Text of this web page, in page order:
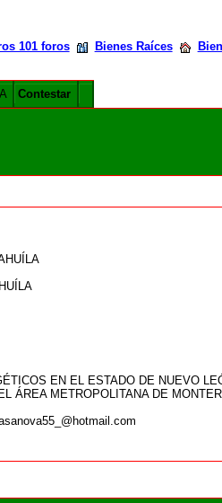
101 foros Bienes Raíces
Contestar
EN EL ESTADO DE NUEVO
ÁREA METROPOLITANA DE